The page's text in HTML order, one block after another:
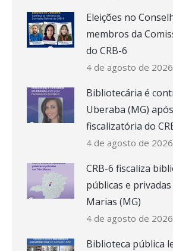
Eleições no
membros da
do CRB-6
4 de agosto de 2026
Bibliotecária é
Uberaba (MG)
fiscalizatória do
4 de agosto de 2026
CRB-6 fiscaliza
públicas e
Marias (MG)
4 de agosto de 2026
Biblioteca pública